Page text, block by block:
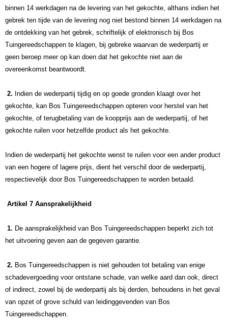
binnen 14 werkdagen na de levering van het gekochte, althans indien het
gebrek ten tijde van de levering nog niet bestond binnen 14 werkdagen na
de ontdekking van het gebrek, schriftelijk of elektronisch bij Bos
Tuingereedschappen te klagen, bij gebreke waarvan de wederpartij er
geen beroep meer op kan doen dat het gekochte niet aan de
overeenkomst beantwoordt.
2. Indien de wederpartij tijdig en op goede gronden klaagt over het
gekochte, kan Bos Tuingereedschappen opteren voor herstel van het
gekochte, of terugbetaling van de koopprijs aan de wederpartij, of het
gekochte ruilen voor hetzelfde product als het gekochte.
Indien de wederpartij het gekochte wenst te ruilen voor een ander product
van een hogere of lagere prijs, dient het verschil door de wederpartij,
respectievelijk door Bos Tuingereedschappen te worden betaald.
Artikel 7 Aansprakelijkheid
1. De aansprakelijkheid van Bos Tuingereedschappen beperkt zich tot
het uitvoering geven aan de gegeven garantie.
2. Bos Tuingereedschappen is niet gehouden tot betaling van enige
schadevergoeding voor ontstane schade, van welke aard dan ook, direct
of indirect, zowel bij de wederpartij als bij derden, behoudens in het geval
van opzet of grove schuld van leidinggevenden van Bos
Tuingereedschappen.